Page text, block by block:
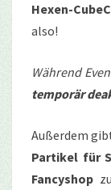
Hexen-
also!
Während
temporär
Außerdem
Partikel für
Fancyshop